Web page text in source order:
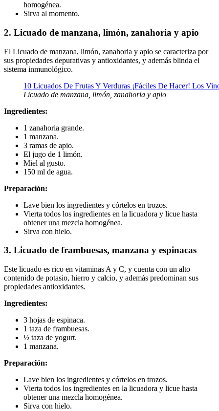
homogénea.
Sirva al momento.
2. Licuado de manzana, limón, zanahoria y apio
El Licuado de manzana, limón, zanahoria y apio se caracteriza por
sus propiedades depurativas y antioxidantes, y además blinda el
sistema inmunológico.
Licuado de manzana, limón, zanahoria y apio
Ingredientes:
1 zanahoria grande.
1 manzana.
3 ramas de apio.
El jugo de 1 limón.
Miel al gusto.
150 ml de agua.
Preparación:
Lave bien los ingredientes y córtelos en trozos.
Vierta todos los ingredientes en la licuadora y licue hasta
obtener una mezcla homogénea.
Sirva con hielo.
3. Licuado de frambuesas, manzana y espinacas
Este licuado es rico en vitaminas A y C, y cuenta con un alto
contenido de potasio, hierro y calcio, y además predominan sus
propiedades antioxidantes.
Ingredientes:
3 hojas de espinaca.
1 taza de frambuesas.
½ taza de yogurt.
1 manzana.
Preparación:
Lave bien los ingredientes y córtelos en trozos.
Vierta todos los ingredientes en la licuadora y licue hasta
obtener una mezcla homogénea.
Sirva con hielo.